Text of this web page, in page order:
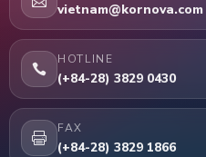
vietnam@kornova.com
HOTLINE
(+84-28) 3829 0430
FAX
(+84-28) 3829 1866